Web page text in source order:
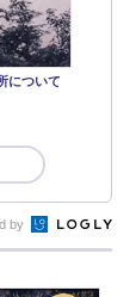
について
by